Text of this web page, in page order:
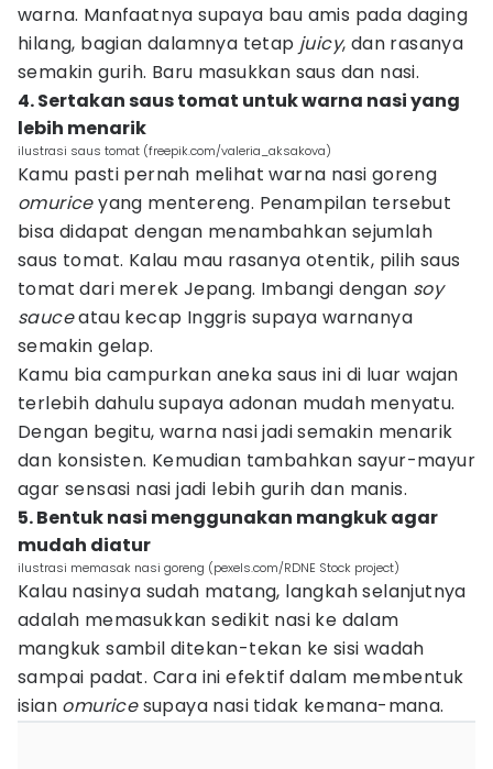
warna. Manfaatnya supaya bau amis pada daging
hilang, bagian dalamnya tetap juicy, dan rasanya
semakin gurih. Baru masukkan saus dan nasi.
4. Sertakan saus tomat untuk warna nasi yang
lebih menarik
ilustrasi saus tomat (freepik.com/valeria_aksakova)
Kamu pasti pernah melihat warna nasi goreng
omuriceyang mentereng. Penampilan tersebut
bisa didapat dengan menambahkan sejumlah
saus tomat. Kalau mau rasanya otentik, pilih saus
tomat dari merek Jepang. Imbangi dengan soy
sauceatau kecap Inggris supaya warnanya
semakin gelap.
Kamu bia campurkan aneka saus ini di luar wajan
terlebih dahulu supaya adonan mudah menyatu.
Dengan begitu, warna nasi jadi semakin menarik
dan konsisten. Kemudian tambahkan sayur-mayur
agar sensasi nasi jadi lebih gurih dan manis.
5. Bentuk nasi menggunakan mangkuk agar
mudah diatur
ilustrasi memasak nasi goreng (pexels.com/RDNE Stock project)
Kalau nasinya sudah matang, langkah selanjutnya
adalah memasukkan sedikit nasi ke dalam
mangkuk sambil ditekan-tekan ke sisi wadah
sampai padat. Cara ini efektif dalam membentuk
isian omuricesupaya nasi tidak kemana-mana.